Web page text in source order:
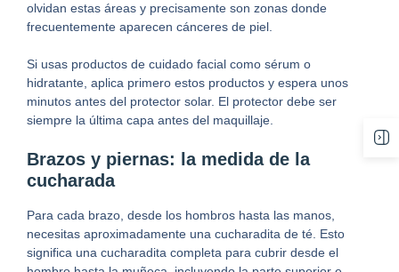
olvidan estas áreas y precisamente son zonas donde
frecuentemente aparecen cánceres de piel.
Si usas productos de cuidado facial como sérum o
hidratante, aplica primero estos productos y espera unos
minutos antes del protector solar. El protector debe ser
siempre la última capa antes del maquillaje.
Brazos y piernas: la medida de la
cucharada
Para cada brazo, desde los hombros hasta las manos,
necesitas aproximadamente una cucharadita de té. Esto
significa una cucharadita completa para cubrir desde el